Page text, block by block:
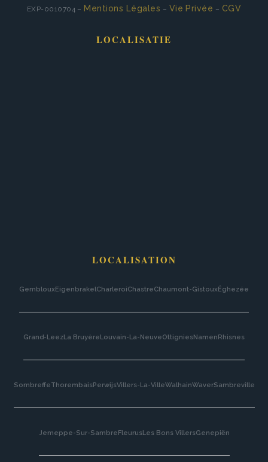
EXP-0010704 – Mentions Légales – Vie Privée – CGV
LOCALISATIE
LOCALISATION
Gembloux EigenbrakelCharleroiChastreChaumont-Gistoux Éghezée
Grand-LeezLa Bruyère Louvain-La-NeuveOttigniesNamen Rhisnes
SombreffeThorembaisPerwijsVillers-La-VilleWalhainWaverSambreville
Jemeppe-Sur-Sambre FleurusLes Bons VillersGenepiën